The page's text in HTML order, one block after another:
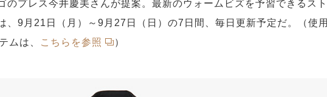
のプレス今井慶美さんが提案。最新のウォームビズを予習できるスト
、9月21日（月）～9月27日（日）の7日間、毎日更新予定だ。（使用
ムは、
こちらを参照 ）